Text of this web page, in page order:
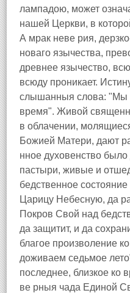
лампадою, может
нашей Церкви, в
А мрак неве рия,
новаго язычества,
древнее язычество,
всюду проникает.
слышанныя слова: "Мы
время". Живой
в облачении,
Божией Матери, дают
нное духовенство
пастыри, живые и
бедственное
Царицу Небесную, да
Покров Свой над
да защитит, и да
благое произволение
доживаем седьмое
последнее, близкое ко
ве рныя чада Единой